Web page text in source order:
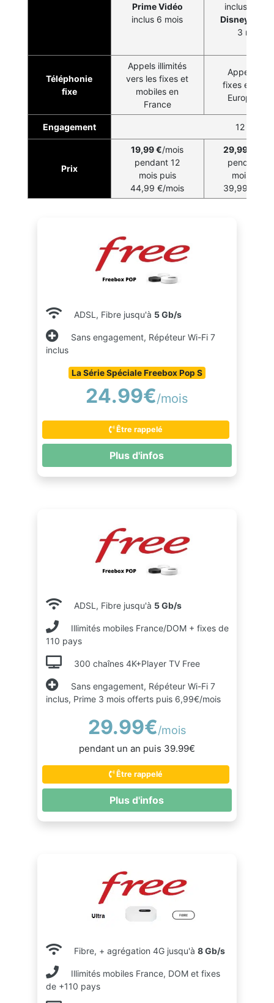
Prime Vidéo
inclus 6 mois
inclus 6
Disney+
3 mois
Téléphonie
fixe
Appels illimités
vers les fixes et
mobiles en
France
Appels
fixes en
Engagement 12 mois
Prix
19,99 €/mois
pendant 12
mois puis
44,99 €/mois
29,99 €
pendant 12
mois puis
39,99 €/
ADSL, Fibre jusqu'à 5 Gb/s
Sans engagement, Répéteur Wi-Fi 7
inclus
La Série Spéciale Freebox Pop S
24.99€/mois
Être rappelé
Plus d'infos
ADSL, Fibre jusqu'à 5 Gb/s
Illimités mobiles France/DOM + fixes de
110 pays
300 chaînes 4K+Player TV Free
Sans engagement, Répéteur Wi-Fi 7
inclus, Prime 3 mois offerts puis 6,99€/mois
29.99€/mois
pendant un an puis 39.99€
Être rappelé
Plus d'infos
Fibre, + agrégation 4G jusqu'à 8 Gb/s
Illimités mobiles France, DOM et fixes
de +110 pays